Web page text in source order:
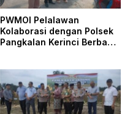
PWMOI Pelalawan
Kolaborasi dengan Polsek
Pangkalan Kerinci Berbagi